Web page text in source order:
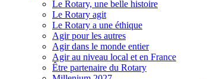
Le Rotary, une belle histoire
Le Rotary agit
Le Rotary a une éthique
Agir pour les autres
Agir dans le monde entier
Agir au niveau local et en France
Être partenaire du Rotary